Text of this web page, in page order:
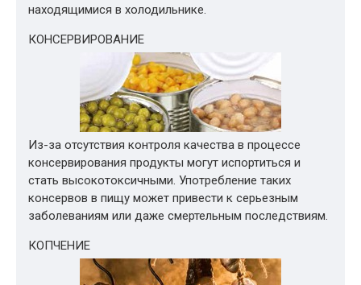
находящимися в холодильнике.
КОНСЕРВИРОВАНИЕ
Из-за отсутствия контроля качества в процессе
консервирования продукты могут испортиться и
стать высокотоксичными. Употребление таких
консервов в пищу может привести к серьезным
заболеваниям или даже смертельным последствиям.
КОПЧЕНИЕ